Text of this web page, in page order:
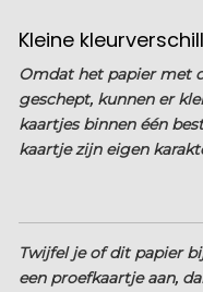
Kleine
Omdat het papier met
geschept, kunnen er
kaartjes binnen één
kaartje zijn eigen
Twijfel je of dit papier
een proefkaartje aan,